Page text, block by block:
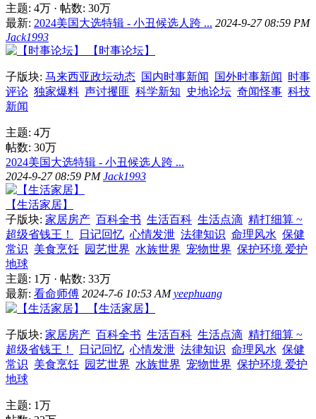
主题: 4万 · 帖数: 30万
最新: 2024美国大选特辑 - 小丑候选人跨 ... 2024-9-27 08:59 PM
Jack1993
【时事论坛】
子版块: 马来西亚政坛动态 国内时事新闻 国外时事新闻
时事
评论 独家爆料 声讨攫匪 科学新知 史地论坛 奇闻怪事 科技
新闻
主题: 4万
帖数: 30万
2024美国大选特辑 - 小丑候选人跨 ...
2024-9-27 08:59 PMJack1993
【生活家居】
子版块: 家居房产 百科全书 生活百科 生活点滴 精打细算 ~
超级省钱王！
日记回忆 心情发泄 法律知识 命理风水 保健
常识 美食烹饪 园艺世界 水族世界 宠物世界 保护环境 爱护
地球
主题: 1万 · 帖数: 33万
最新: 看命师傅 2024-7-6 10:53 AMyeephuang
【生活家居】
子版块: 家居房产 百科全书 生活百科 生活点滴 精打细算 ~
超级省钱王！
日记回忆 心情发泄 法律知识 命理风水 保健
常识 美食烹饪 园艺世界 水族世界 宠物世界 保护环境 爱护
地球
主题: 1万